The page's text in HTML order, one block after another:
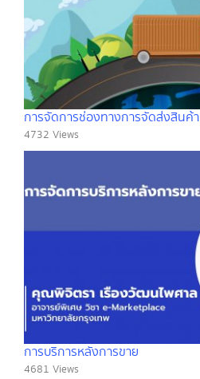
การจัดการช่องทางการจัดส่งสินค้า
4732 Views
การบริการหลังการขาย
4681 Views